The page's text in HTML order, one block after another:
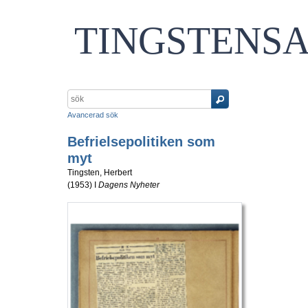
Avancerad sök
Befrielsepolitiken som
myt
Tingsten, Herbert
(1953) I Dagens Nyheter